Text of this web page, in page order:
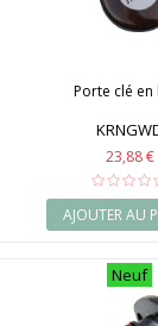
Porte clé en
23,88 €
AJOUTER AU
Neuf